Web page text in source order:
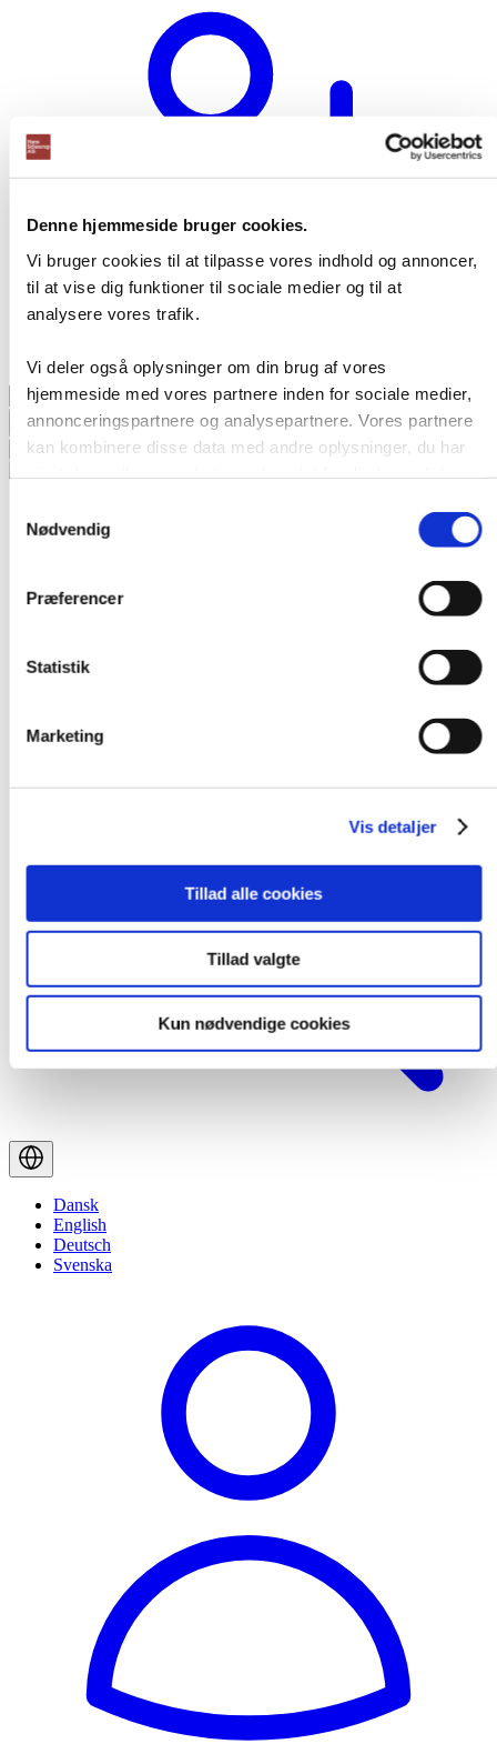
Denne hjemmeside bruger cookies.
Vi bruger cookies til at tilpasse vores indhold og annoncer,
til at vise dig funktioner til sociale medier og til at
analysere vores trafik.
Vi deler også oplysninger om din brug af vores
hjemmeside med vores partnere inden for sociale medier,
annonceringspartnere og analysepartnere. Vores partnere
kan kombinere disse data med andre oplysninger, du har
Nødvendig
Præferencer
Statistik
Marketing
Vis detaljer
Tillad alle cookies
Tillad valgte
Kun nødvendige cookies
Opret bruger
Products
search
Cases
Webshop
Download
Dansk
English
Deutsch
Svenska